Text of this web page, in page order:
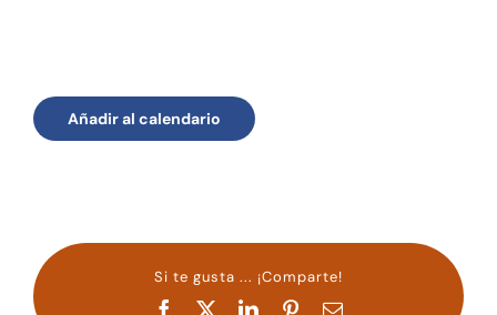
Añadir al calendario
Si te gusta ... ¡Comparte!
Facebook LinkedInPinterestCorreo